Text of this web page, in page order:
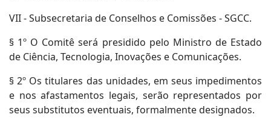
VII - Subsecretaria de Conselhos e Comissões - SGCC.
§ 1º O Comitê será presidido pelo Ministro de Estado
de Ciência, Tecnologia, Inovações e Comunicações.
§ 2º Os titulares das unidades, em seus impedimentos
e nos afastamentos legais, serão representados por
seus substitutos eventuais, formalmente designados.